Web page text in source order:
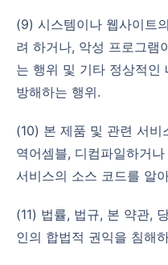
(9) 시스템이나 웹사이트의 정상적인 운영을 방해, 파괴하
려 하거나, 악성 프로그램
는 행위 및 기타 정상적인
방해하는 행위.
(10) 본 제품 및 관련 서비스에 대해 리버스 엔지니어링,
역어셈블, 디컴파일하거
서비스의 소스 코드를 알
(11) 법률, 법규, 본 약관, 당사의 관련 규칙을 위반하고 타
인의 합법적 권익을 침해